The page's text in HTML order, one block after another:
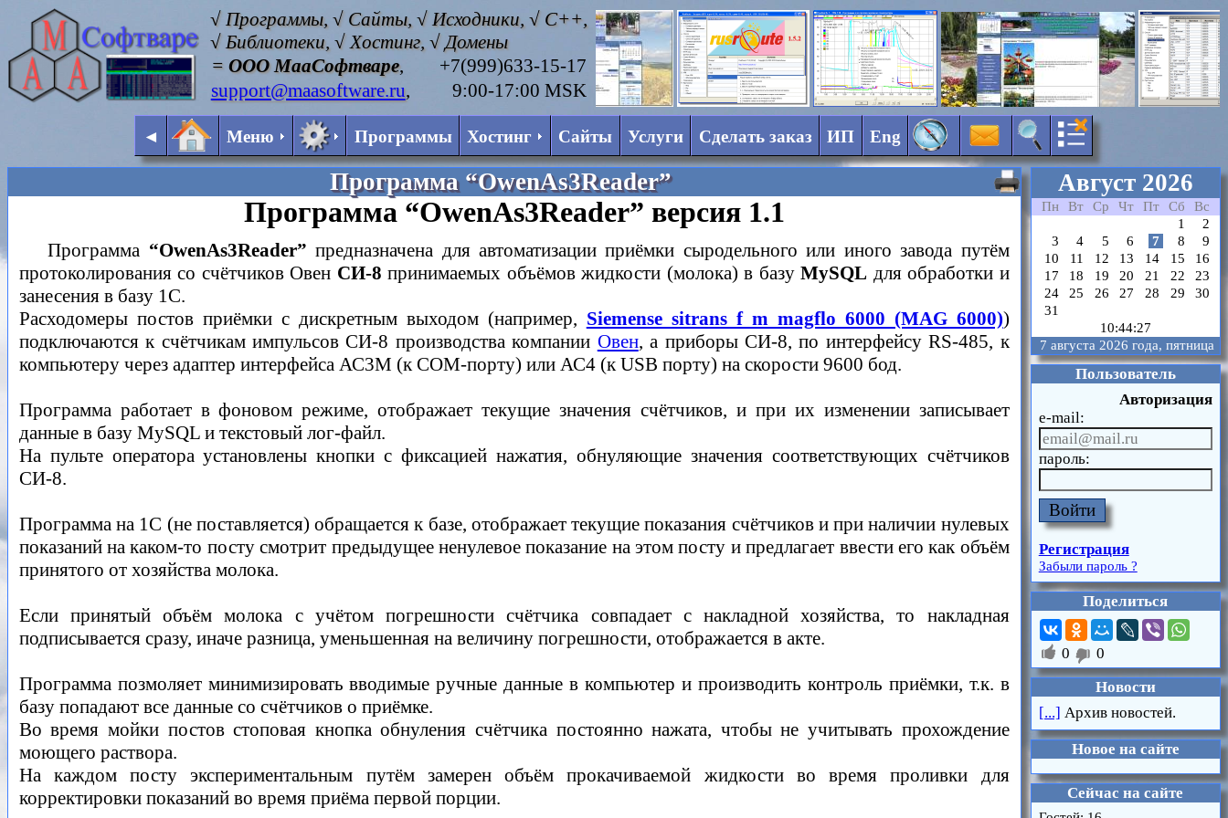
√ Программы, √ Сайты, √ Исходники, √ C++,
√ Библиотеки, √ Хостинг, √ Домены
= ООО МааСофтваре,
+7(999)633-15-17
support@maasoftware.ru, 9:00-17:00 MSK
◄ Меню Программы Хостинг Сайты Услуги Сделать заказ ИП Eng
Программа “OwenAs3Reader”
Программа “OwenAs3Reader” версия 1.1
Программа “OwenAs3Reader” предназначена для автоматизации приёмки сыродельного или иного завода путём
протоколирования со счётчиков Овен СИ-8 принимаемых объёмов жидкости (молока) в базуMySQL для обработки и
занесения в базу 1С.
Расходомеры постов приёмки с дискретным выходом (например, Siemense sitrans f m magflo 6000 (MAG 6000))
подключаются к счётчикам импульсов СИ-8 производства компании Овен, а приборы СИ-8, по интерфейсу RS-485, к
компьютеру через адаптер интерфейса АС3М (к COM-порту) или АС4 (к USB порту) на скорости 9600 бод.
Программа работает в фоновом режиме, отображает текущие значения счётчиков, и при их изменении записывает
данные в базу MySQL и текстовый лог-файл.
На пульте оператора установлены кнопки с фиксацией нажатия, обнуляющие значения соответствующих счётчиков
СИ-8.
Программа на 1С (не поставляется) обращается к базе, отображает текущие показания счётчиков и при наличии нулевых
показаний на каком-то посту смотрит предыдущее ненулевое показание на этом посту и предлагает ввести его как объём
принятого от хозяйства молока.
Если принятый объём молока с учётом погрешности счётчика совпадает с накладной хозяйства, то накладная
подписывается сразу, иначе разница, уменьшенная на величину погрешности, отображается в акте.
Программа позмоляет минимизировать вводимые ручные данные в компьютер и производить контроль приёмки, т.к. в
базу попадают все данные со счётчиков о приёмке.
Во время мойки постов стоповая кнопка обнуления счётчика постоянно нажата, чтобы не учитывать прохождение
моющего раствора.
На каждом посту экспериментальным путём замерен объём прокачиваемой жидкости во время проливки для
корректировки показаний во время приёма первой порции.
Август 2026
Пн Вт Ср Чт Пт Сб
Вс
1
2
3
4 5 6 7 8
9
10
11 12 13 14 15
16
17
18 19 20 21 22
23
24
25 26 27 28 29
30
31
10:44:27
7 августа 2026 года, пятница
Пользователь
Авторизация
e-mail:
пароль:
Войти
Регистрация
Забыли пароль ?
Поделиться
 0  0
Новости
[...] Архив новостей.
Новое на сайте
Сейчас на сайте